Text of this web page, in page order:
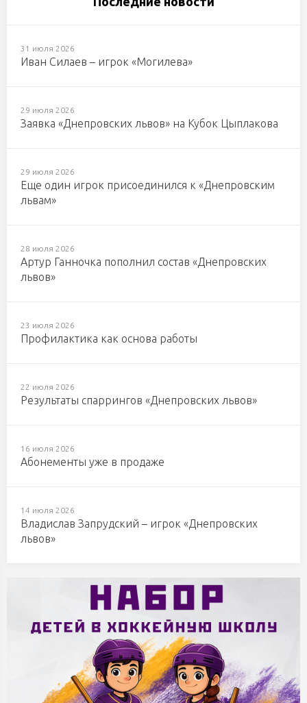
31 июля 2026
Иван Силаев – игрок «Могилева»
29 июля 2026
Заявка «Днепровских львов» на Кубок Цыплакова
29 июля 2026
Еще один игрок присоединился к «Днепровским
львам»
28 июля 2026
Артур Ганночка пополнил состав «Днепровских
львов»
23 июля 2026
Профилактика как основа работы
22 июля 2026
Результаты спаррингов «Днепровских львов»
16 июля 2026
Абонементы уже в продаже
14 июля 2026
Владислав Запрудский – игрок «Днепровских
львов»